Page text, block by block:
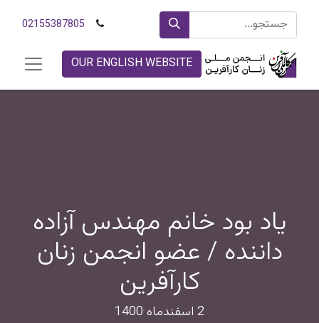
02155387805
OUR ENGLISH WEBSITE
یاد بود خانم مهندس آزاده
داننده / عضو انجمن زنان
کارآفرین
2 اسفندماه 1400